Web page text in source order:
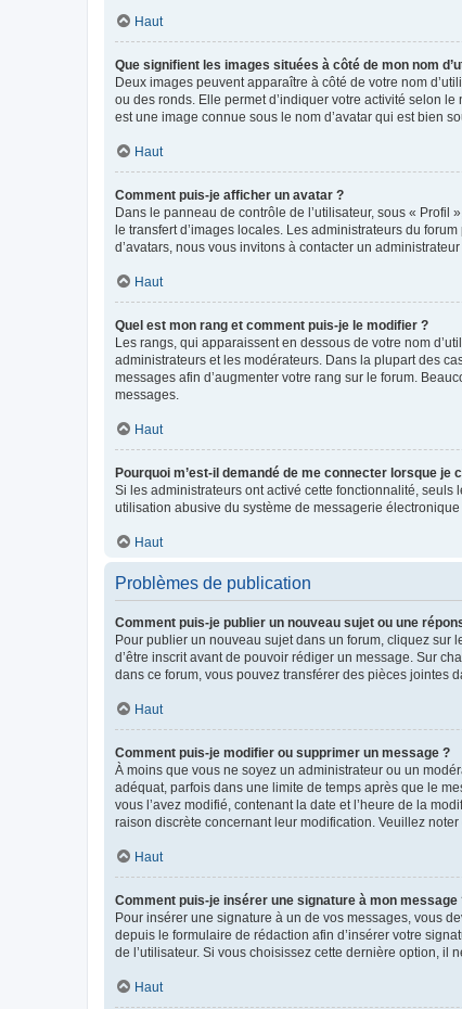
Haut
Que signifient les images situées à côté de mon nom
Deux images peuvent apparaître à côté de votre nom
ou des ronds. Elle permet d’indiquer votre activité selon
est une image connue sous le nom d’avatar qui est bien
Haut
Comment puis-je afficher un avatar ?
Dans le panneau de contrôle de l’utilisateur, sous « Profil
le transfert d’images locales. Les administrateurs du
d’avatars, nous vous invitons à contacter un administrateur
Haut
Quel est mon rang et comment puis-je le modifier ?
Les rangs, qui apparaissent en dessous de votre nom
administrateurs et les modérateurs. Dans la plupart des
messages afin d’augmenter votre rang sur le forum.
messages.
Haut
Pourquoi m’est-il demandé de me connecter lorsque
Si les administrateurs ont activé cette fonctionnalité,
utilisation abusive du système de messagerie
Haut
Problèmes de publication
Comment puis-je publier un nouveau sujet ou une
Pour publier un nouveau sujet dans un forum, cliquez sur
d’être inscrit avant de pouvoir rédiger un message. Sur
dans ce forum, vous pouvez transférer des pièces jointes
Haut
Comment puis-je modifier ou supprimer un message ?
À moins que vous ne soyez un administrateur ou un
adéquat, parfois dans une limite de temps après que le
vous l’avez modifié, contenant la date et l’heure de la
raison discrète concernant leur modification. Veuillez
Haut
Comment puis-je insérer une signature à mon message
Pour insérer une signature à un de vos messages, vous
depuis le formulaire de rédaction afin d’insérer votre
de l’utilisateur. Si vous choisissez cette dernière option, il
Haut